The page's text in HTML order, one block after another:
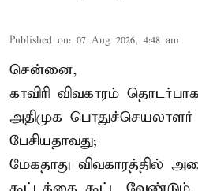
Published on: 07 Aug 2026, 4:48 am
சென்னை,
காவிரி விவகாரம்
அதிமுக பொதுச்செயலாளர்
பேசியதாவது;
மேகதாது விவகாரத்தில்